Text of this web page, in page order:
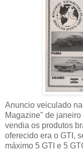
Anuncio veiculado
Magazine" de
vendia os produtos
oferecido era o GTI,
máximo 5 GTI e 5